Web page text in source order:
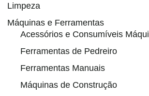
Limpeza
Máquinas e Ferramentas
Acessórios e Consumíveis
Ferramentas de Pedreiro
Ferramentas Manuais
Máquinas de Construção